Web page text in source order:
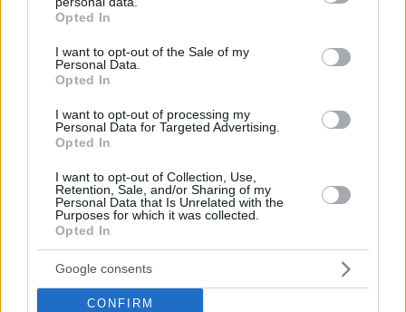
grant or deny consent to Google and its third-party tags to
use your data for below specified purposes in below Google
consent section.
Opted In
I want to opt-out of the Sale of my
Personal Data.
Opted In
I want to opt-out of processing my
Personal Data for Targeted Advertising.
Opted In
I want to opt-out of Collection, Use,
Retention, Sale, and/or Sharing of my
Personal Data that Is Unrelated with the
Purposes for which it was collected.
Opted In
Google consents
CONFIRM